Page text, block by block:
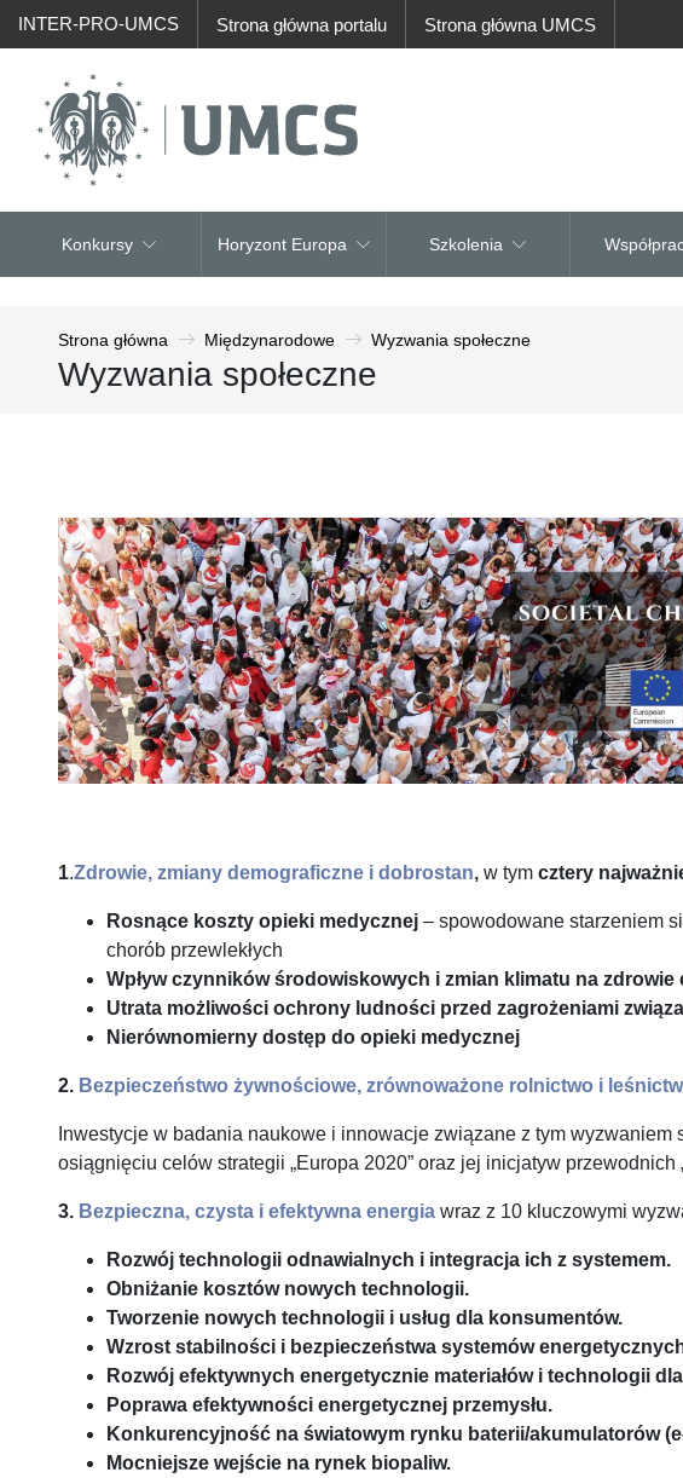
INTER-PRO-UMCS Strona główna portalu Strona główna UMCS
Konkursy Horyzont Europa Szkolenia
Strona główna Międzynarodowe Wyzwania społeczne
Wyzwania społeczne
1.Zdrowie, zmiany demograficzne i dobrostan, w tym cztery
Rosnące koszty opieki medycznej – spowodowane starzeniem
chorób przewlekłych
Wpływ czynników środowiskowych i zmian klimatu na zdrowie
Utrata możliwości ochrony ludności przed zagrożeniami
Nierównomierny dostęp do opieki medycznej
2. Bezpieczeństwo żywnościowe, zrównoważone rolnictwo i
Inwestycje w badania naukowe i innowacje związane z tym
osiągnięciu celów strategii „Europa 2020” oraz jej inicjatyw
3. Bezpieczna, czysta i efektywna energia wraz z 10 kluczowymi
Rozwój technologii odnawialnych i integracja ich z systemem.
Obniżanie kosztów nowych technologii.
Tworzenie nowych technologii i usług dla konsumentów.
Wzrost stabilności i bezpieczeństwa systemów
Rozwój efektywnych energetycznie materiałów i technologii
Poprawa efektywności energetycznej przemysłu.
Konkurencyjność na światowym rynku baterii/akumulatorów
Mocniejsze wejście na rynek biopaliw.